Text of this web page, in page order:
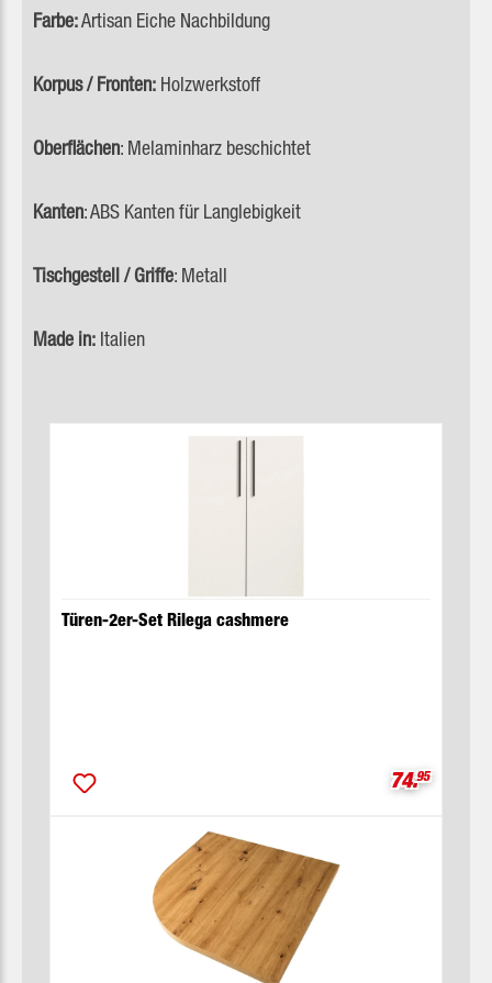
Farbe:Artisan Eiche Nachbildung
Korpus / Fronten: Holzwerkstoff
Oberflächen: Melaminharz beschichtet
Kanten: ABS Kanten für Langlebigkeit
Tischgestell / Griffe: Metall
Made in: Italien
Türen-2er-Set Rilega cashmere
74.95